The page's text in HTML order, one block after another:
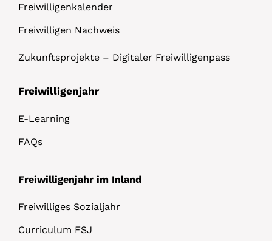
Freiwilligenkalender
Freiwilligen Nachweis
Zukunftsprojekte – Digitaler Freiwilligenpass
Freiwilligenjahr
E-Learning
FAQs
Freiwilligenjahr im Inland
Freiwilliges Sozialjahr
Curriculum FSJ